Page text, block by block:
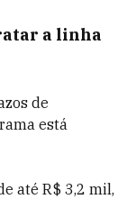
a linha
de
está
até R$ 3,2 mil,